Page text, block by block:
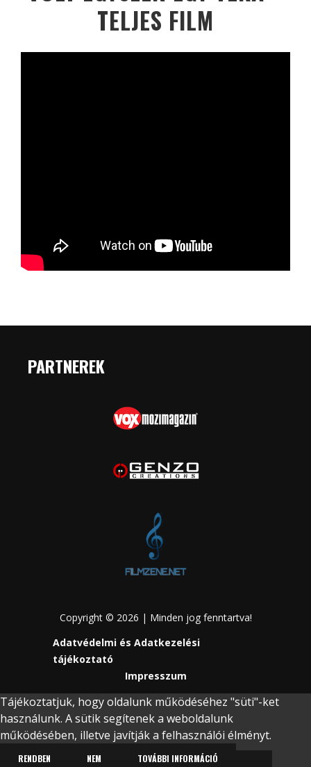
TELJES FILM
PARTNEREK
Copyright © 2026 | Minden jog fenntartva!
Adatvédelmi és Adatkezelési
tájékoztató
Impresszum
Tájékoztatjuk, hogy oldalunk működéséhez "süti"-ket
használunk. A sütik segítenek a weboldalunk
működésében, illetve javítják a felhasználói élményt.
RENDBEN NEM TOVÁBBI INFORMÁCIÓ